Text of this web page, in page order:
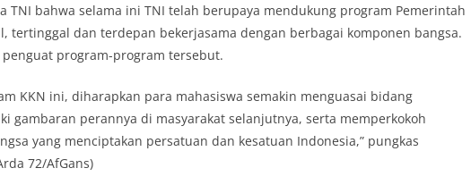
TNI bahwa selama ini TNI telah berupaya mendukung program Pemerintah
tertinggal dan terdepan bekerjasama dengan berbagai komponen bangsa.
program-program tersebut.
KKN ini, diharapkan para mahasiswa semakin menguasai bidang
gambaran perannya di masyarakat selanjutnya, serta memperkokoh
yang menciptakan persatuan dan kesatuan Indonesia,” pungkas
72/AfGans)